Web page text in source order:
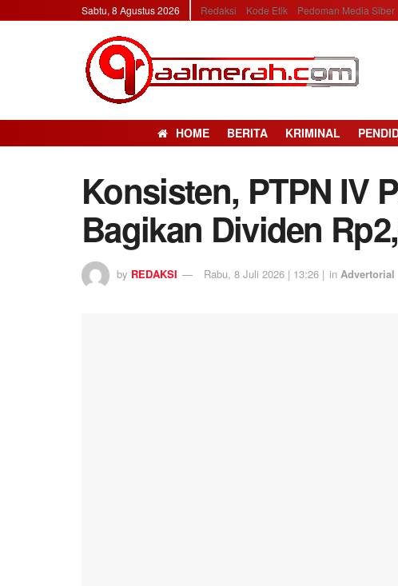
Sabtu, 8 Agustus 2026 Redaksi Kode Etik Pedoman Media Siber
HOME BERITA KRIMINAL
Konsisten, PTPN IV
Bagikan Dividen
by REDAKSI Rabu, 8 Juli 2026 | 13:26 | in Advertorial